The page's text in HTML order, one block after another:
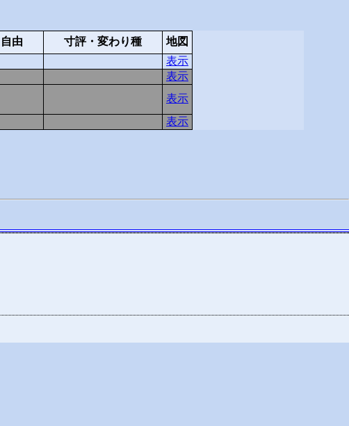
自由 寸評・変わり種
地図
表示
表示
表示
表示